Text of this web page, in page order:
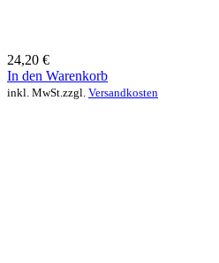
24,20 €
In den Warenkorb
inkl. MwSt. zzgl. Versandkosten